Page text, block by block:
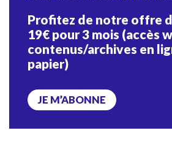
Profitez de notre offre
19€ pour 3 mois (accès
contenus/archives en
papier)
JE M’ABONNE